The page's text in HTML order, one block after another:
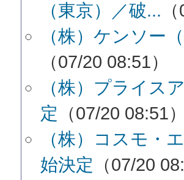
（東京）／破...
（株）ケンソー
（07/20 08:51）
（株）プライス
定 （07/20 08:51
（株）コスモ・
始決定 （07/20